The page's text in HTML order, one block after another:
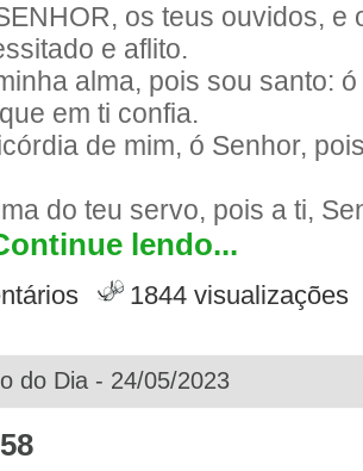
os teus ouvidos, e
e aflito.
alma, pois sou santo:
em ti confia.
de mim, ó Senhor,
do teu servo, pois a ti,
lendo...
1844 visualizações
do Dia - 24/05/2023